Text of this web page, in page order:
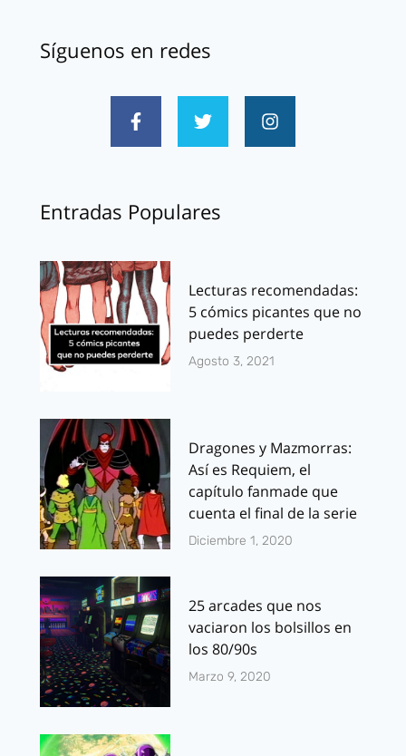
Síguenos en redes
Entradas Populares
Lecturas recomendadas:
5 cómics picantes que no
puedes perderte
Agosto 3, 2021
Dragones y Mazmorras:
Así es Requiem, el
capítulo fanmade que
cuenta el final de la serie
Diciembre 1, 2020
25 arcades que nos
vaciaron los bolsillos en
los 80/90s
Marzo 9, 2020